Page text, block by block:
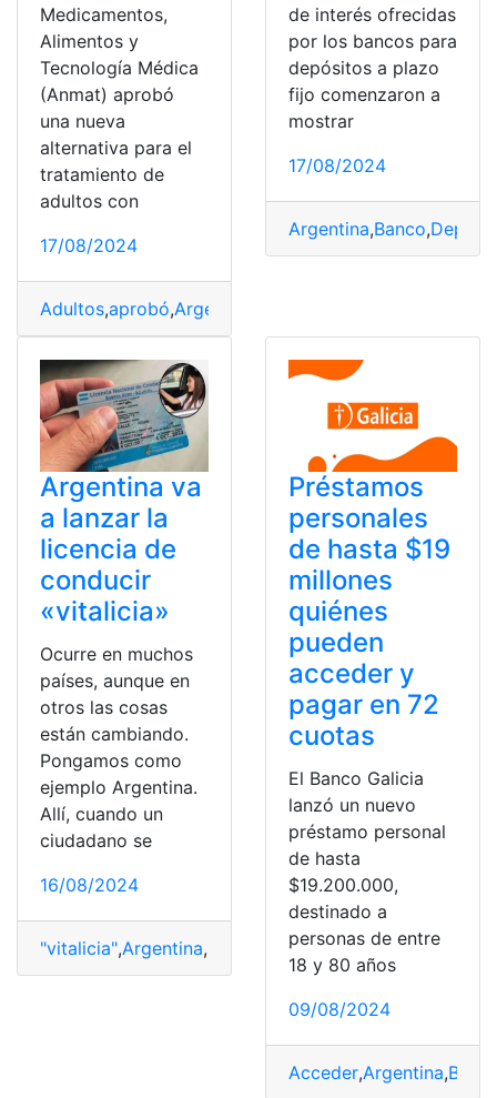
Medicamentos,
Alimentos y
Tecnología Médica
(Anmat) aprobó
una nueva
alternativa para el
tratamiento de
adultos con
17/08/2024
Adultos,aprobó,Argentina
de interés ofrecidas
por los bancos para
depósitos a plazo
fijo comenzaron a
mostrar
17/08/2024
Argentina,Banco,
Argentina va
a lanzar la
licencia de
conducir
«vitalicia»
Ocurre en muchos
países, aunque en
otros las cosas
están cambiando.
Pongamos como
ejemplo Argentina.
Allí, cuando un
ciudadano se
16/08/2024
"vitalicia",Argentina, elimina,licencia,Pagos
Préstamos
personales
de hasta $19
millones
quiénes
pueden
acceder y
pagar en 72
cuotas
El Banco Galicia
lanzó un nuevo
préstamo personal
de hasta
$19.200.000,
destinado a
personas de entre
18 y 80 años
09/08/2024
Acceder,Argentina,